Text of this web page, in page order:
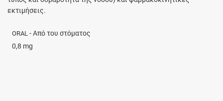
εκτιμήσεις.
ORAL - Από του στόματος
0,8 mg